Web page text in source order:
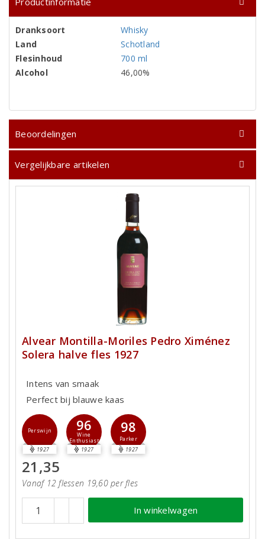
Dranksoort
Whisky
Land
Schotland
Flesinhoud
700 ml
Alcohol
46,00%
Beoordelingen
Vergelijkbare artikelen
Alvear Montilla-Moriles Pedro Ximénez
Solera halve fles 1927
Intens van smaak
Perfect bij blauwe kaas
Perswijn
1927
96
Wine
Enthusiast
1927
98
Parker
1927
21,35
Vanaf 12 flessen 19,60 per fles
In winkelwagen